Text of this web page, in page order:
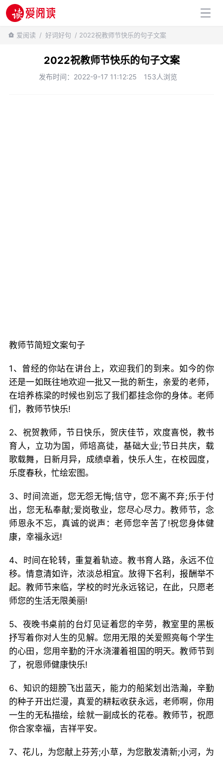
百科知识
爱阅读 / 好词好句 / 2022祝教师节快乐的句子文案
2022祝教师节快乐的句子文案
发布时间：2022-9-17 11:12:25 153人浏览
教师节简短文案句子
1、曾经的你站在讲台上，欢迎我们的到来。如今的你
还是一如既往地欢迎一批又一批的新生，亲爱的老师，
在培养栋梁的时候也别忘了我们都挂念你的身体。老师
们，教师节快乐!
2、祝贺教师，节日快乐，贺庆佳节，欢度喜悦，教书
育人，立功为国，师培高徒，基础大业;节日共庆，载
歌载舞，日新月异，成绩卓着，快乐人生，在校园度，
乐度春秋，忙绘宏图。
3、时间流逝，您无怨无悔;信守，您不离不弃;乐于付
出，您无私奉献;爱岗敬业，您尽心尽力。教师节，念
师恩永不忘，真诚的说声：老师您辛苦了!祝您身体健
康，幸福永远!
4、时间在轮转，重复着轨迹。教书育人路，永远不位
移。情意清如许，浓淡总相宜。放得下名利，报酬举不
起。教师节来临，学校的时光永远铭记，在此，只愿老
师您的生活无限美丽!
5、夜晚书桌前的台灯见证着您的辛劳，教室里的黑板
抒写着你对人生的见解。您用无限的关爱照亮每个学生
的心田，您用辛勤的汗水浇灌着祖国的明天。教师节到
了，祝恩师健康快乐!
6、知识的翅膀飞出蓝天，能力的船桨划出浩瀚，辛勤
的种子开出烂漫，真爱的耕耘收获永远，老师啊，你用
一生的无私描绘，绘就一副成长的花卷。教师节，祝愿
你合家幸福，吉祥平安。
7、花儿，为您献上芬芳;小草，为您散发清新;小河，为